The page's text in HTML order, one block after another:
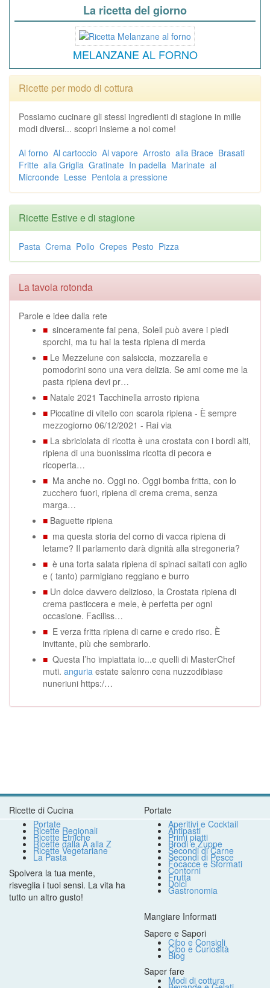
La ricetta del giorno
MELANZANE AL FORNO
Ricette per modo di cottura
Possiamo cucinare gli stessi ingredienti di stagione in mille
modi diversi... scopri insieme a noi come!
Al forno Al cartoccio Al vapore Arrosto alla Brace Brasati
Fritte alla Griglia Gratinate In padella Marinate al
Microonde Lesse Pentola a pressione
Ricette Estive e di stagione
Pasta Crema Pollo Crepes Pesto Pizza
La tavola rotonda
Parole e idee dalla rete
■ sinceramente fai pena, Soleil può avere i piedi
sporchi, ma tu hai la testa ripiena di merda
■ Le Mezzelune con salsiccia, mozzarella e
pomodorini sono una vera delizia. Se ami come me la
pasta ripiena devi pr…
■ Natale 2021 Tacchinella arrosto ripiena
■ Piccatine di vitello con scarola ripiena - È sempre
mezzogiorno 06/12/2021 - Rai via
■ La sbriciolata di ricotta è una crostata con i bordi alti,
ripiena di una buonissima ricotta di pecora e
ricoperta…
■ Ma anche no. Oggi no. Oggi bomba fritta, con lo
zucchero fuori, ripiena di crema crema, senza
marga…
■ Baguette ripiena
■ ma questa storia del corno di vacca ripiena di
letame? Il parlamento darà dignità alla stregoneria?
■ è una torta salata ripiena di spinaci saltati con aglio
e ( tanto) parmigiano reggiano e burro
■ Un dolce davvero delizioso, la Crostata ripiena di
crema pasticcera e mele, è perfetta per ogni
occasione. Faciliss…
■ E verza fritta ripiena di carne e credo riso. È
invitante, più che sembrarlo.
■ Questa l’ho impiattata io...e quelli di MasterChef
muti. anguria estate salenro cena nuzzodibiase
nuneriuni https:/…
Ricette di Cucina
Portate
Ricette Regionali
Ricette Etniche
Ricette dalla A alla Z
Ricette Vegetariane
La Pasta
Spolvera la tua mente,
risveglia i tuoi sensi. La vita ha
tutto un altro gusto!
Portate
Aperitivi e Cocktail
Antipasti
Primi piatti
Brodi e Zuppe
Secondi di Carne
Secondi di Pesce
Focacce e Sformati
Contorni
Frutta
Dolci
Gastronomia
Mangiare Informati
Sapere e Sapori
Cibo e Consigli
Cibo e Curiosità
Blog
Saper fare
Modi di cottura